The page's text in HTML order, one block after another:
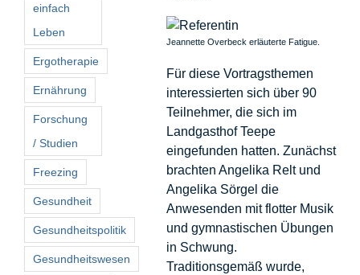
Jeannette Overbeck erläuterte Fatigue.
Für diese Vortragsthemen
interessierten sich über 90
Teilnehmer, die sich im
Landgasthof Teepe
eingefunden hatten. Zunächst
brachten Angelika Relt und
Angelika Sörgel die
Anwesenden mit flotter Musik
und gymnastischen Übungen
in Schwung.
Traditionsgemäß wurde,
einfach
Leben
Ergotherapie
Ernährung
Forschung
/ Studien
Freezing
Gesundheit
Gesundheitspolitik
Gesundheitswesen